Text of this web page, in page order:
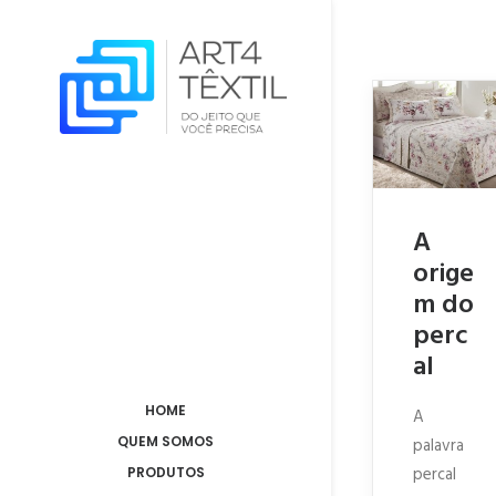
HOME
QUEM SOMOS
PRODUTOS
A
orige
m do
perc
al
A
palavra
percal